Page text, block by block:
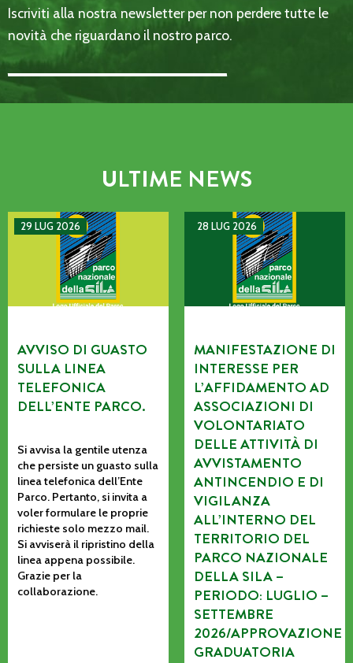
Iscriviti alla nostra newsletter per non perdere tutte le
novità che riguardano il nostro parco.
Email Address::: (required)
ULTIME NEWS
29 LUG 2026
AVVISO DI GUASTO SULLA LINEA TELEFONICA DELL’ENTE
AVVISO DI GUASTO
SULLA LINEA
TELEFONICA
DELL’ENTE PARCO.
Si avvisa la gentile utenza
che persiste un guasto sulla
linea telefonica dell’Ente
Parco. Pertanto, si invita a
voler formulare le proprie
richieste solo mezzo mail.
Si avviserà il ripristino della
linea appena possibile.
Grazie per la
collaborazione.
28 LUG 2026
MANIFESTAZIONE DI
MANIFESTAZIONE DI
INTERESSE PER
L’AFFIDAMENTO AD
ASSOCIAZIONI DI
VOLONTARIATO
DELLE ATTIVITÀ DI
AVVISTAMENTO
ANTINCENDIO E DI
VIGILANZA
ALL’INTERNO DEL
TERRITORIO DEL
PARCO NAZIONALE
DELLA SILA –
PERIODO: LUGLIO –
SETTEMBRE
2026/APPROVAZIONE
GRADUATORIA